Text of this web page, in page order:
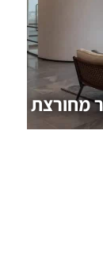
מחורצת